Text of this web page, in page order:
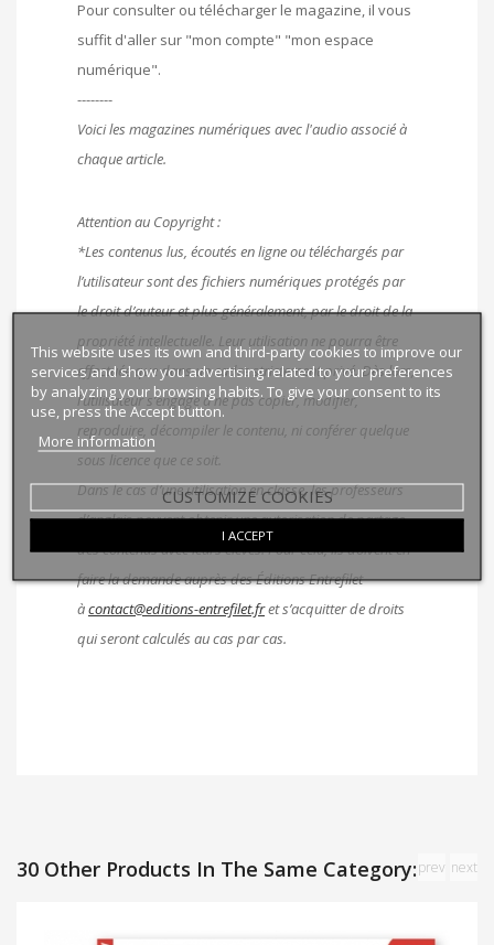
Pour consulter ou télécharger le magazine, il vous
suffit d'aller sur "mon compte" "mon espace
numérique".
--------
Voici les magazines numériques avec l'audio associé à
chaque article.
Attention au Copyright :
*Les contenus lus, écoutés en ligne ou téléchargés par
l’utilisateur sont des fichiers numériques protégés par
le droit d’auteur et plus généralement, par le droit de la
propriété intellectuelle. Leur utilisation ne pourra être
effectuée que dans un cadre strictement privé. Dès lors,
l’utilisateur s’engage à ne pas copier, modifier,
reproduire, décompiler le contenu, ni conférer quelque
sous licence que ce soit.
Dans le cas d’une utilisation en classe, les professeurs
d’anglais peuvent obtenir une autorisation de partage
des contenus avec leurs élèves. Pour cela, ils doivent en
faire la demande auprès des Éditions Entrefilet
àcontact@editions-entrefilet.fret s’acquitter de droits
qui seront calculés au cas par cas.
30 Other Products In The Same Category:prev next
This website uses its own and third-party cookies to improve our
services and show you advertising related to your preferences
by analyzing your browsing habits. To give your consent to its
use, press the Accept button.
More information
CUSTOMIZE COOKIES
I ACCEPT